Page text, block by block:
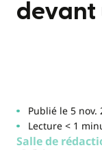
devant
Publié le 5 nov.
Lecture < 1
Salle de